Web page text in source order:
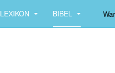
LEXIKON BIBEL